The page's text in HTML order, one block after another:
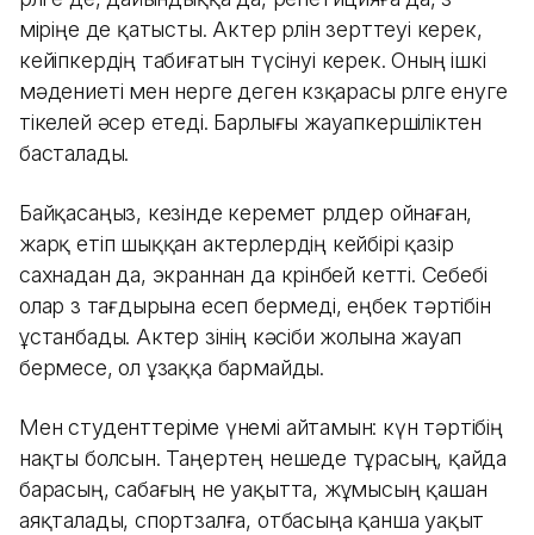
өміріңе де қатысты. Актер рөлін зерттеуі керек,
кейіпкердің табиғатын түсінуі керек. Оның ішкі
мәдениеті мен өнерге деген көзқарасы рөлге енуге
тікелей әсер етеді. Барлығы жауапкершіліктен
басталады.
Байқасаңыз, кезінде керемет рөлдер ойнаған,
жарқ етіп шыққан актерлердің кейбірі қазір
сахнадан да, экраннан да көрінбей кетті. Себебі
олар өз тағдырына есеп бермеді, еңбек тәртібін
ұстанбады. Актер өзінің кәсіби жолына жауап
бермесе, ол ұзаққа бармайды.
Мен студенттеріме үнемі айтамын: күн тәртібің
нақты болсын. Таңертең нешеде тұрасың, қайда
барасың, сабағың не уақытта, жұмысың қашан
аяқталады, спортзалға, отбасыңа қанша уақыт